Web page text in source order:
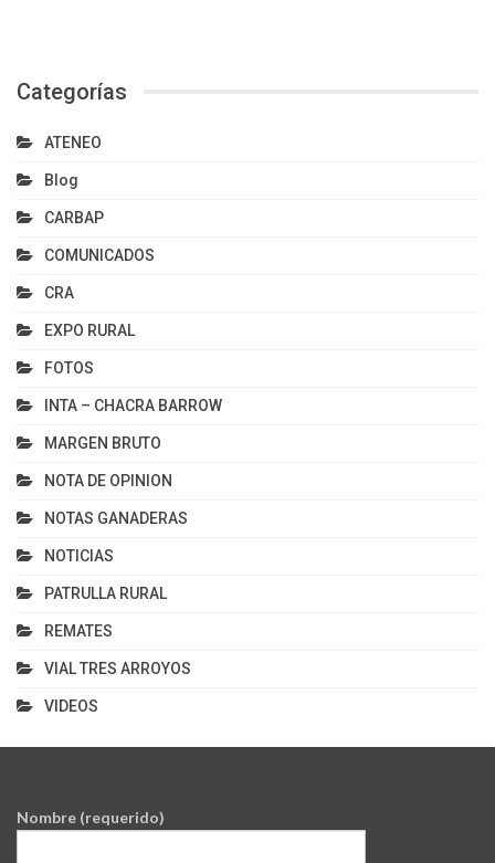
Categorías
ATENEO
Blog
CARBAP
COMUNICADOS
CRA
EXPO RURAL
FOTOS
INTA – CHACRA BARROW
MARGEN BRUTO
NOTA DE OPINION
NOTAS GANADERAS
NOTICIAS
PATRULLA RURAL
REMATES
VIAL TRES ARROYOS
VIDEOS
Nombre (requerido)